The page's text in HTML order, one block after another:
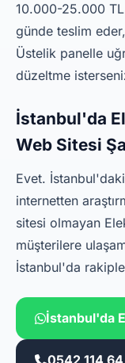
10.000-25.000 TL
günde teslim
Üstelik panelle
düzeltme
İstanbul'da
Web Sitesi
Evet.
internetten
sitesi olmayan
müşterilere
İstanbul'da
İstanbul'da
0542 114